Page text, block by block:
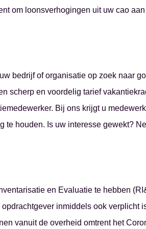
om loonsverhogingen uit uw cao
bedrijf of organisatie op zoek naar
scherp en voordelig tarief
Bij ons krijgt u
te houden. Is uw interesse gewekt?
en Evaluatie te hebben
inmiddels ook verplicht
vanuit de overheid omtrent het